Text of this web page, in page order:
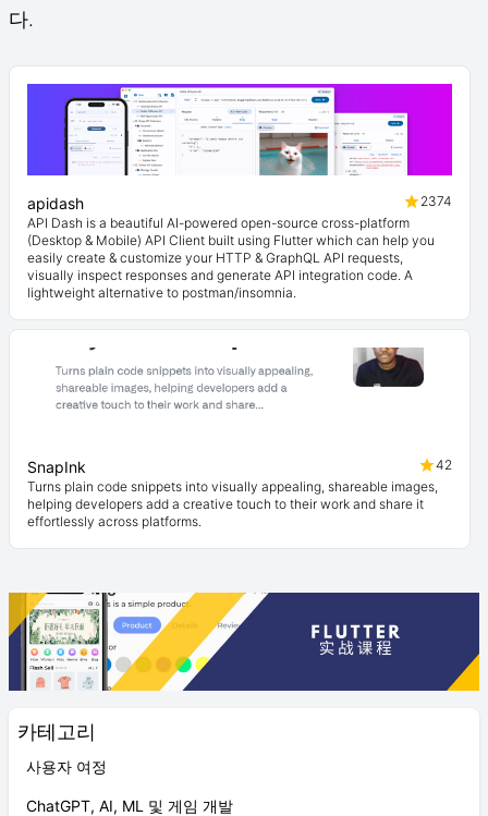
카테고리
사용자 여정
ChatGPT, AI, ML 및 게임 개발
다.
apidash
2374
API Dash is a beautiful AI-powered open-source cross-platform
(Desktop & Mobile) API Client built using Flutter which can help you
easily create & customize your HTTP & GraphQL API requests,
visually inspect responses and generate API integration code. A
lightweight alternative to postman/insomnia.
SnapInk
42
Turns plain code snippets into visually appealing, shareable images,
helping developers add a creative touch to their work and share it
effortlessly across platforms.